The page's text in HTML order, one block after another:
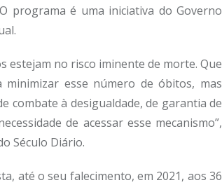
programa é uma iniciativa do Governo
estejam no risco iminente de morte. Que
minimizar esse número de óbitos, mas
combate à desigualdade, de garantia de
de acessar esse mecanismo”,
Século Diário.
até o seu falecimento, em 2021, aos 36